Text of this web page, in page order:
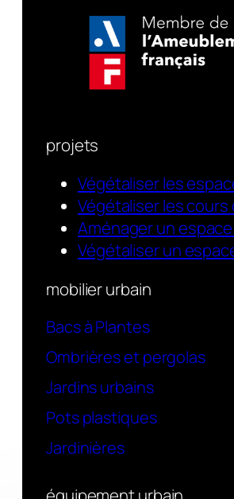
projets
Végétaliser les
Végétaliser les cours
Aménager un
Végétaliser un
mobilier urbain
Bacs à Plantes
Ombrières et pergolas
Jardins urbains
Pots plastiques
Jardinières